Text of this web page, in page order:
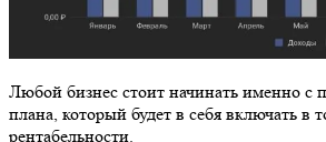
Любой бизнес стоит начинать именно с
плана, который будет в себя включать в
рентабельности.